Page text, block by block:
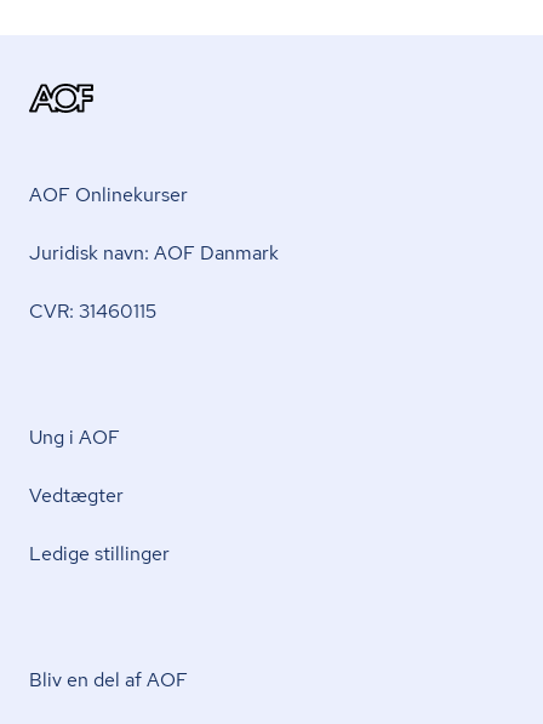
AOF Onlinekurser
Juridisk navn: AOF Danmark
CVR: 31460115
Ung i AOF
Vedtægter
Ledige stillinger
Bliv en del af AOF